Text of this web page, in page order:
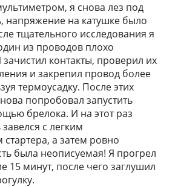
я снова лез под
напряжение на катушке было
тщательного исследования я
из проводов плохо
зачистил контакты, проверил их
и закрепил провод более
термоусадку. После этих
попробовал запустить
брелока. И на этот раз
с легким
а затем ровно
была неописуемая! Я прогрел
15 минут, после чего заглушил